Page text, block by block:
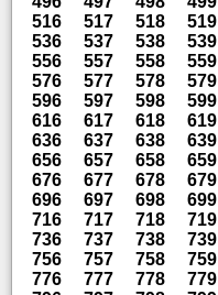
516
517 518 519
536
537 538 539
556
557 558 559
576
577 578 579
596
597 598 599
616
617 618 619
636
637 638 639
656
657 658 659
676
677 678 679
696
697 698 699
716
717 718 719
736
737 738 739
756
757 758 759
776
777 778 779